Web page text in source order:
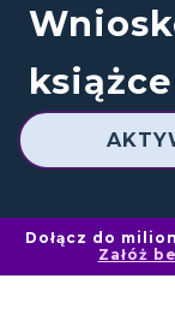
książce
Dołącz do
Załóż